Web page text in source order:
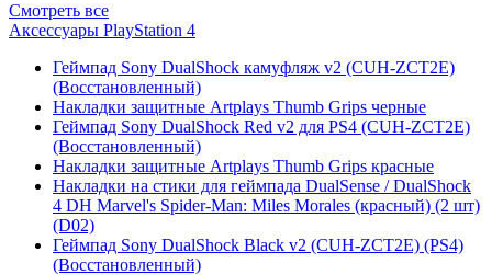
Смотреть все
Аксессуары PlayStation 4
Геймпад Sony DualShock камуфляж v2 (CUH-ZCT2E)
(Восстановленный)
Накладки защитные Artplays Thumb Grips черные
Геймпад Sony DualShock Red v2 для PS4 (CUH-ZCT2E)
(Восстановленный)
Накладки защитные Artplays Thumb Grips красные
Накладки на стики для геймпада DualSense / DualShock
4 DH Marvel's Spider-Man: Miles Morales (красный) (2 шт)
(D02)
Геймпад Sony DualShock Black v2 (CUH-ZCT2E) (PS4)
(Восстановленный)